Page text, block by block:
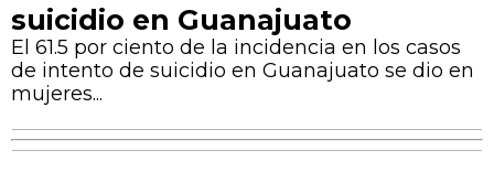
suicidio en Guanajuato
El 61.5 por ciento de la incidencia en los casos
de intento de suicidio en Guanajuato se dio en
mujeres...